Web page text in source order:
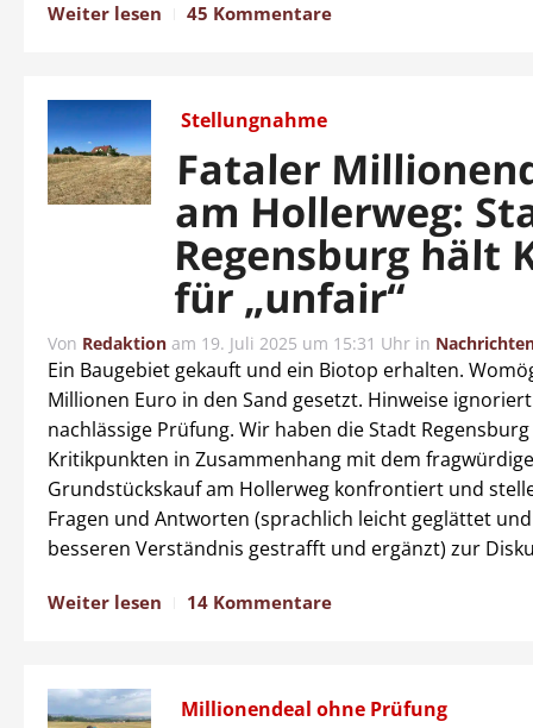
Weiter lesen 45 Kommentare
Stellungnahme
Fataler
am Hollerweg:
Regensburg hält
für „unfair“
Von Redaktion am 19. Juli 2025 um 15:31 Uhr in
Ein Baugebiet gekauft und ein Biotop erhalten.
Millionen Euro in den Sand gesetzt. Hinweise
nachlässige Prüfung. Wir haben die Stadt
Kritikpunkten in Zusammenhang mit dem
Grundstückskauf am Hollerweg konfrontiert und
Fragen und Antworten (sprachlich leicht geglättet
besseren Verständnis gestrafft und ergänzt) zur
Weiter lesen 14 Kommentare
Millionendeal ohne Prüfung